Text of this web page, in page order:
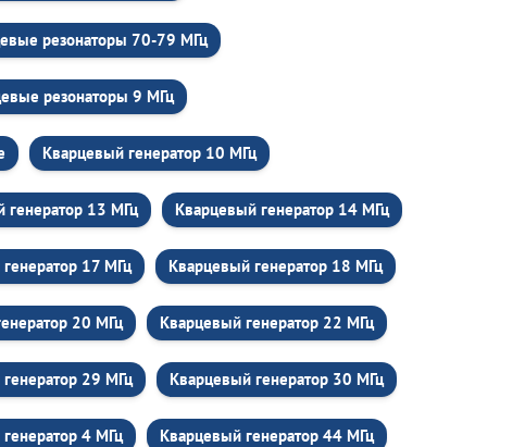
резонаторы 70-79 МГц
резонаторы 9 МГц
Кварцевый генератор 10 МГц
генератор 13 МГц Кварцевый генератор 14 МГц
17 МГц Кварцевый генератор 18 МГц
20 МГц Кварцевый генератор 22 МГц
29 МГц Кварцевый генератор 30 МГц
4 МГц Кварцевый генератор 44 МГц